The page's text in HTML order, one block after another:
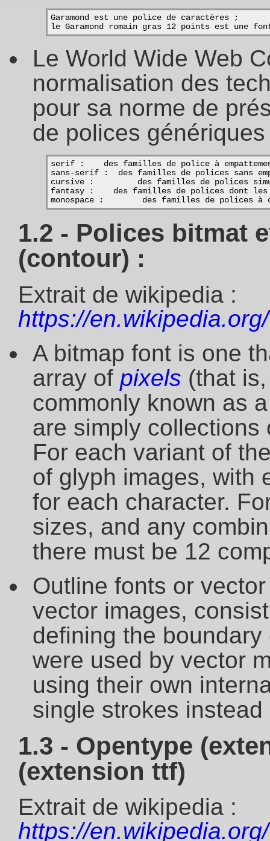
Garamond est une police de caractères ;
le Garamond romain gras 12 points est une
Le World Wide Web
normalisation des
pour sa norme de
de polices
serif :    des familles de police à
sans-serif :  des familles de polices sans
cursive :         des familles de polices
fantasy :    des familles de polices dont les
monospace :        des familles de polices à
1.2 - Polices bitmat
(contour) :
Extrait de wikipedia :
https://
A bitmap font is one
array of pixels (that
commonly known as
are simply
For each variant of
of glyph images, with
for each character.
sizes, and any
there must be 12
Outline fonts or
vector images,
defining the
were used by vector
using their own
single strokes
1.3 - Opentype
(extension ttf)
Extrait de wikipedia :
https://